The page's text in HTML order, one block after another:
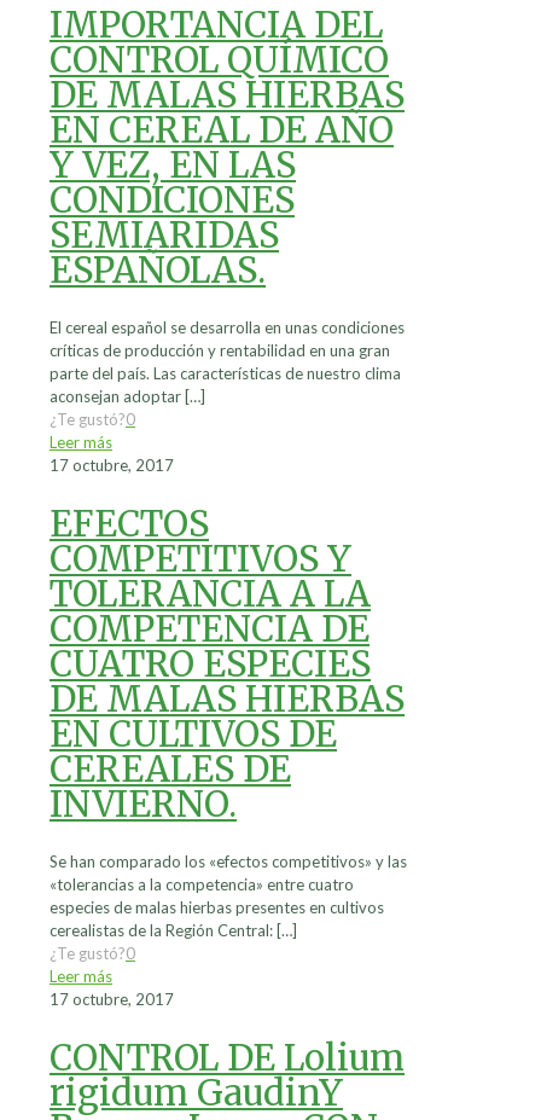
IMPORTANCIA DEL
CONTROL QUÍMICO
DE MALAS HIERBAS
EN CEREAL DE AÑO
Y VEZ, EN LAS
CONDICIONES
SEMIARIDAS
ESPAÑOLAS.
El cereal español se desarrolla en unas condiciones
críticas de producción y rentabilidad en una gran
parte del país. Las características de nuestro clima
aconsejan adoptar […]
¿Te gustó?0
Leer más
17 octubre, 2017
EFECTOS
COMPETITIVOS Y
TOLERANCIA A LA
COMPETENCIA DE
CUATRO ESPECIES
DE MALAS HIERBAS
EN CULTIVOS DE
CEREALES DE
INVIERNO.
Se han comparado los «efectos competitivos» y las
«tolerancias a la competencia» entre cuatro
especies de malas hierbas presentes en cultivos
cerealistas de la Región Central: […]
¿Te gustó?0
Leer más
17 octubre, 2017
CONTROL DE Lolium
rigidum GaudinY